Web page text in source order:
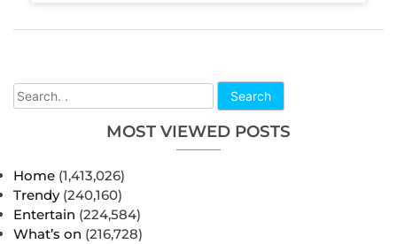
Search
MOST VIEWED POSTS
Home (1,413,026)
Trendy (240,160)
Entertain (224,584)
What’s on (216,728)